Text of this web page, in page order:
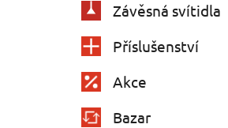
Závěsná svítidla
Příslušenství
Akce
Bazar